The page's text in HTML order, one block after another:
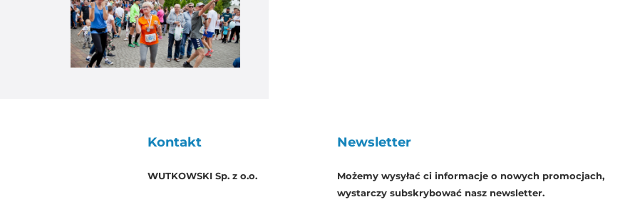
Kontakt
WUTKOWSKI Sp. z o.o.
Newsletter
Możemy wysyłać ci informacje o nowych promocjach,
wystarczy subskrybować nasz newsletter.